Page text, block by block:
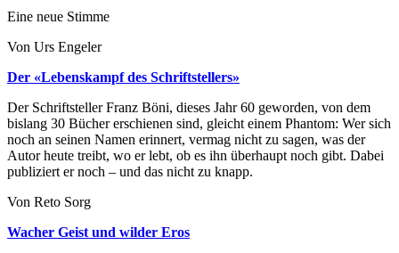
Eine neue Stimme
Von Urs Engeler
Der «Lebenskampf des Schriftstellers»
Der Schriftsteller Franz Böni, dieses Jahr 60 geworden, von dem
bislang 30 Bücher erschienen sind, gleicht einem Phantom: Wer sich
noch an seinen Namen erinnert, vermag nicht zu sagen, was der
Autor heute treibt, wo er lebt, ob es ihn überhaupt noch gibt. Dabei
publiziert er noch – und das nicht zu knapp.
Von Reto Sorg
Wacher Geist und wilder Eros